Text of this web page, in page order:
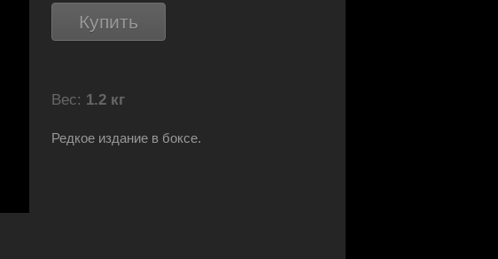
Купить
Вес: 1.2 кг
Редкое издание в боксе.